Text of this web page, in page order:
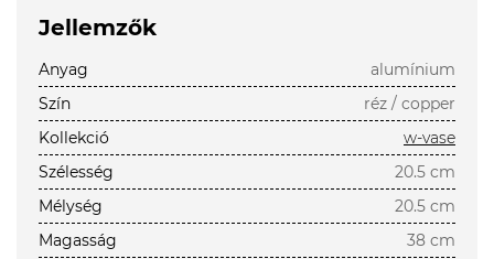
Jellemzők
Anyag
alumínium
Szín
réz / copper
Kollekció
w-vase
Szélesség
20.5 cm
Mélység
20.5 cm
Magasság
38 cm